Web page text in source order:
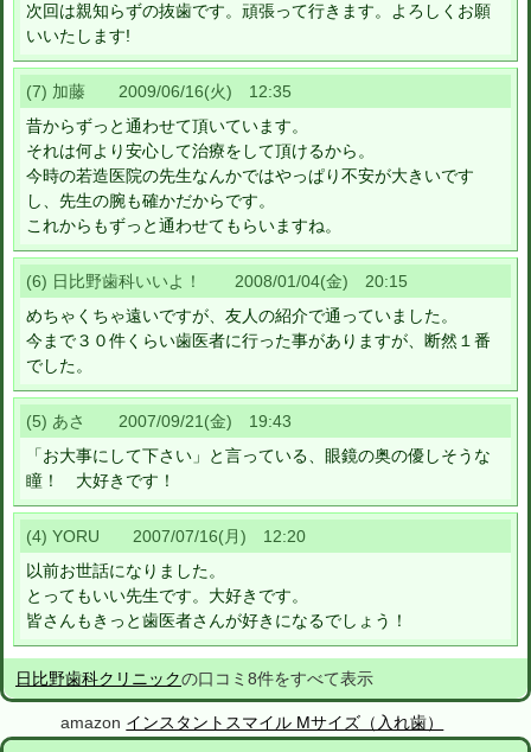
次回は親知らずの抜歯です。頑張って行きます。よろしくお願
いいたします!
(7) 加藤 2009/06/16(火) 12:35
昔からずっと通わせて頂いています。
それは何より安心して治療をして頂けるから。
今時の若造医院の先生なんかではやっぱり不安が大きいです
し、先生の腕も確かだからです。
これからもずっと通わせてもらいますね。
(6) 日比野歯科いいよ！ 2008/01/04(金) 20:15
めちゃくちゃ遠いですが、友人の紹介で通っていました。
今まで３０件くらい歯医者に行った事がありますが、断然１番
でした。
(5) あさ 2007/09/21(金) 19:43
「お大事にして下さい」と言っている、眼鏡の奥の優しそうな
瞳！ 大好きです！
(4) YORU 2007/07/16(月) 12:20
以前お世話になりました。
とってもいい先生です。大好きです。
皆さんもきっと歯医者さんが好きになるでしょう！
日比野歯科クリニックの口コミ8件をすべて表示
amazon インスタントスマイル Mサイズ（入れ歯）